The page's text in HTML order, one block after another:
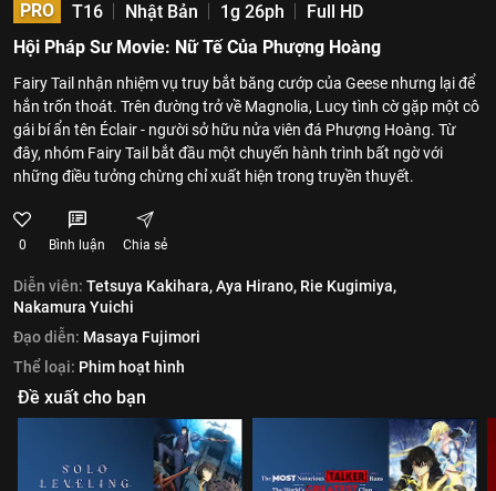
PRO T16 Nhật Bản 1g 26ph
Full HD
Hội Pháp Sư Movie: Nữ Tế Của Phượng Hoàng
Fairy Tail nhận nhiệm vụ truy bắt băng cướp của Geese nhưng lại để
hắn trốn thoát. Trên đường trở về Magnolia, Lucy tình cờ gặp một cô
gái bí ẩn tên Éclair - người sở hữu nửa viên đá Phượng Hoàng. Từ
đây, nhóm Fairy Tail bắt đầu một chuyến hành trình bất ngờ với
những điều tưởng chừng chỉ xuất hiện trong truyền thuyết.
0 Bình luận Chia sẻ
Diễn viên: Tetsuya Kakihara,Aya Hirano, Rie Kugimiya,
Nakamura Yuichi
Đạo diễn: Masaya Fujimori
Thể loại: Phim hoạt hình
Đề xuất cho bạn